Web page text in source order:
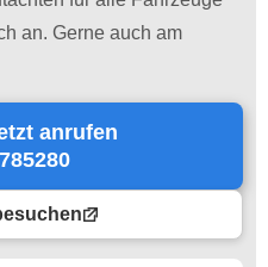
an. Gerne auch am
anrufen